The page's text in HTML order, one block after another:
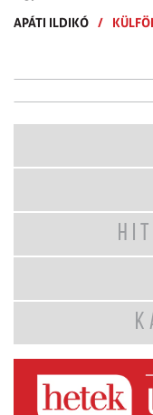
APÁTI ILDIKÓ /